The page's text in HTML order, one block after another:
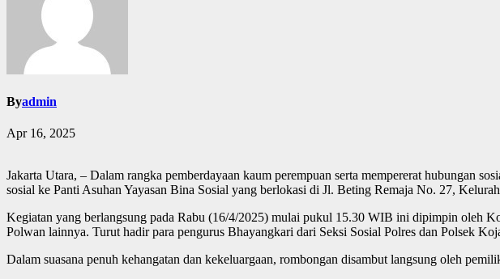
Byadmin
Apr 16, 2025
Jakarta Utara, – Dalam rangka pemberdayaan kaum perempuan serta mempererat hubungan
sosial ke Panti Asuhan Yayasan Bina Sosial yang berlokasi di Jl. Beting Remaja No. 27,
Kegiatan yang berlangsung pada Rabu (16/4/2025) mulai pukul 15.30 WIB ini dipimpin oleh
Polwan lainnya. Turut hadir para pengurus Bhayangkari dari Seksi Sosial Polres dan Polsek
Dalam suasana penuh kehangatan dan kekeluargaan, rombongan disambut langsung oleh